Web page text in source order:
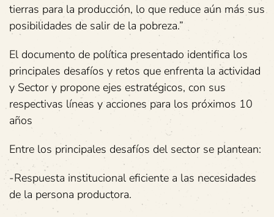
tierras para la producción, lo que reduce aún más sus
posibilidades de salir de la pobreza.”
El documento de política presentado identifica los
principales desafíos y retos que enfrenta la actividad
y Sector y propone ejes estratégicos, con sus
respectivas líneas y acciones para los próximos 10
años
Entre los principales desafíos del sector se plantean:
-Respuesta institucional eficiente a las necesidades
de la persona productora.